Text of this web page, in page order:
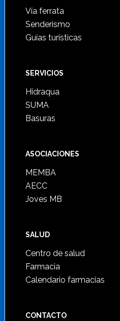
Vía ferrata
Senderismo
Guías turísticas
SERVICIOS
Hidraqua
SUMA
Basuras
ASOCIACIONES
MEMBA
AECC
Joves MB
SALUD
Centro de salud
Farmacia
Calendario farmacias
CONTACTO